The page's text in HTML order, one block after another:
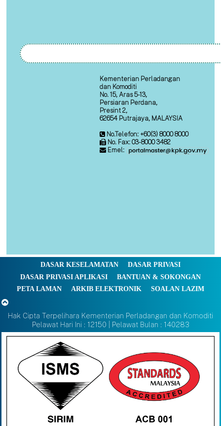
Kementerian Perladangan
dan Komoditi
No. 15, Aras 5-13,
Persiaran Perdana,
Presint 2,
62654 Putrajaya, MALAYSIA
No.Telefon: +60(3) 8000 8000
No. Fax: 03-8000 3482
Emel:
DASAR KESELAMATAN
DASAR PRIVASI
DASAR PRIVASI APLIKASI
BANTUAN & SOKONGAN
PETA LAMAN
ARKIB ELEKTRONIK SOALAN LAZIM
Hak Cipta Terpelihara Kementerian Perladangan dan Komoditi
Pelawat Hari Ini : 12150 | Pelawat Bulan : 140283